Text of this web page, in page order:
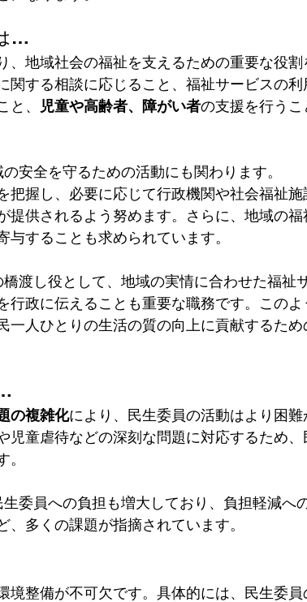
…
、地域社会の福祉を支えるための重要な役割
関する相談に応じること、福祉サービスの利
、
児童や高齢者、障がい者の支援を行うこ
安全を守るための活動にも関わります。
把握し、必要に応じて行政機関や社会福祉施
提供されるよう努めます。さらに、地域の
与することも求められています。
渡し役として、地域の実情に合わせた福祉
行政に伝えることも重要な職務です。このよ
一人ひとりの生活の質の向上に貢献するた
の複雑化により、民生委員の活動はより困難
児童虐待などの深刻な問題に対応するため
委員への負担も増大しており、負担軽減へ
、多くの課題が指摘されています。
境整備が不可欠です。具体的には、民生委